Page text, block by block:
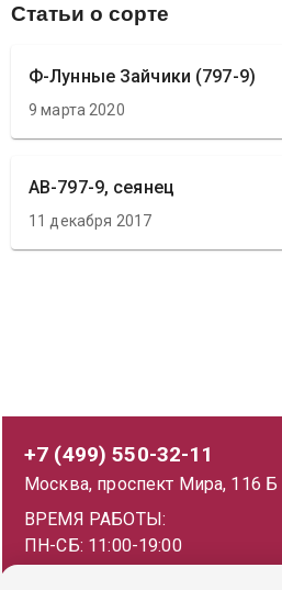
Статьи о сорте
Ф-Лунные Зайчики (797-9)
9 марта 2020
АВ-797-9, сеянец
11 декабря 2017
+7 (499) 550-32-11
Москва, проспект Мира, 116 Б
ВРЕМЯ РАБОТЫ:
ПН-СБ: 11:00-19:00
ВС: 11:00-18:00